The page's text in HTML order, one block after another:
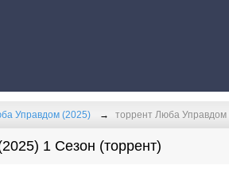
Управдом (2025) торрент Люба Управдом
1 Сезон (торрент)